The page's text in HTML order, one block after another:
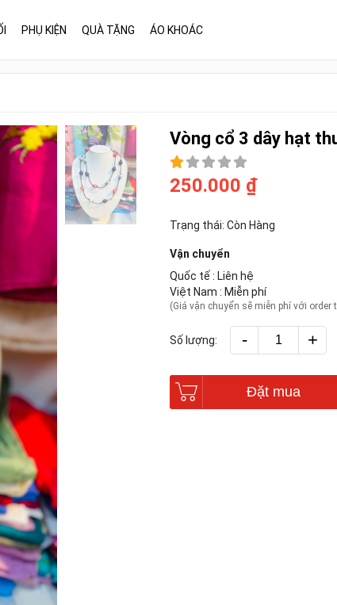
PHỤ KIỆN QUÀ TẶNG ÁO KHOÁC
Vòng cổ 3 dây hạt
250.000 ₫
Trạng thái: Còn Hàng
Vận chuyển
Quốc tế : Liên hệ
Việt Nam : Miễn phí
(Giá vận chuyển sẽ miễn phí với order
Số lượng: - +
Đặt mua